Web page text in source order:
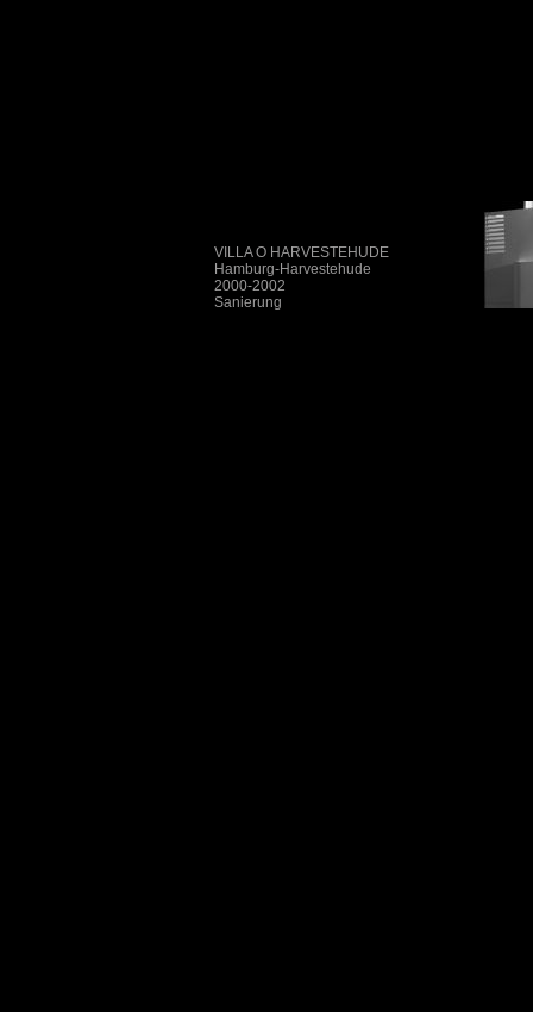
VILLA O HARVESTEHUDE
Hamburg-Harvestehude
2000-2002
Sanierung